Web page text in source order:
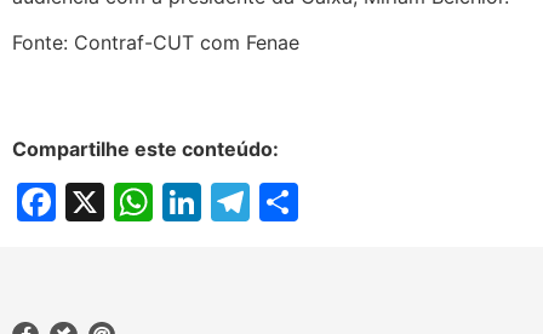
Fonte: Contraf-CUT com Fenae
Compartilhe este conteúdo:
Facebook
X WhatsApp
LinkedIn
Telegram